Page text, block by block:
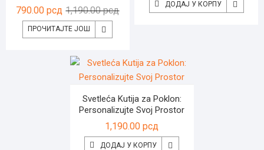
1,190.00рсдОригинална
1,190.00 рсд.
790.00рсд
Тренутна
ПРОЧИТАЈТЕ ЈОШ
ДОДАЈ У КОРПУ
Svetleća Kutija za Poklon:
Personalizujte Svoj Prostor
1,190.00рсд
ДОДАЈ У КОРПУ